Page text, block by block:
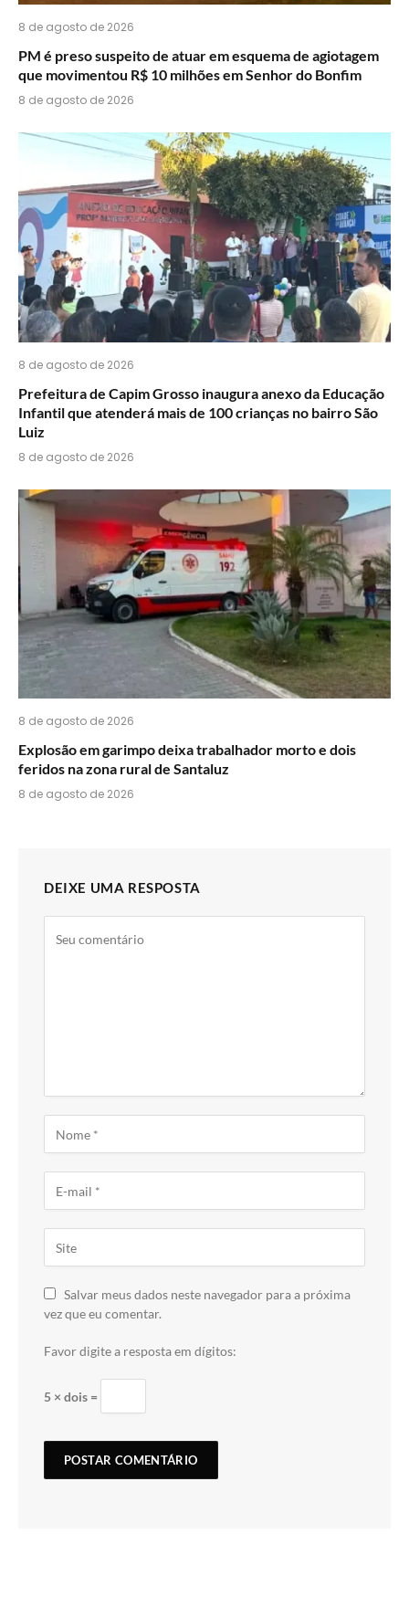
8 de agosto de 2026
PM é preso suspeito de atuar em esquema de agiotagem
que movimentou R$ 10 milhões em Senhor do Bonfim
8 de agosto de 2026
8 de agosto de 2026
Prefeitura de Capim Grosso inaugura anexo da Educação
Infantil que atenderá mais de 100 crianças no bairro São
Luiz
8 de agosto de 2026
8 de agosto de 2026
Explosão em garimpo deixa trabalhador morto e dois
feridos na zona rural de Santaluz
8 de agosto de 2026
DEIXE UMA RESPOSTA
Salvar meus dados neste navegador para a próxima
vez que eu comentar.
Favor digite a resposta em dígitos:
5 × dois =